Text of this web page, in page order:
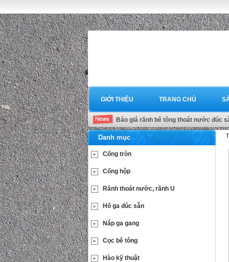
GIỚI THIỆU TRANG CHỦ
Báo giá rãnh bê tông thoát nước đúc
Danh mục
Cống tròn
Cống hộp
Rãnh thoát nước, rãnh U
Hố ga đúc sẵn
Nắp ga gang
Cọc bê tông
Hào kỹ thuật